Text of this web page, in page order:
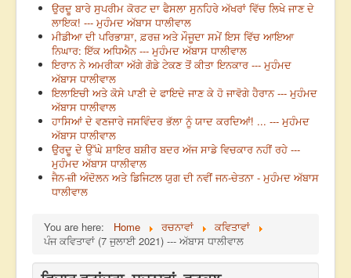
ਉਰਦੂ ਬਾਰੇ ਸੁਪਰੀਮ ਕੋਰਟ ਦਾ ਫੈਸਲਾ ਸੁਨਹਿਰੇ ਅੱਖਰਾਂ ਵਿੱਚ ਲਿਖੇ ਜਾਣ ਦੇ
ਲਾਇਕ! --- ਮੁਹੰਮਦ ਅੱਬਾਸ ਧਾਲੀਵਾਲ
ਮੀਡੀਆ ਦੀ ਪਰਿਭਾਸ਼ਾ, ਫ਼ਰਜ਼ ਅਤੇ ਮੌਜੂਦਾ ਸਮੇਂ ਇਸ ਵਿੱਚ ਆਇਆ
ਨਿਘਾਰ: ਇੱਕ ਅਧਿਐਨ --- ਮੁਹੰਮਦ ਅੱਬਾਸ ਧਾਲੀਵਾਲ
ਇਰਾਨ ਨੇ ਅਮਰੀਕਾ ਅੱਗੇ ਗੋਡੇ ਟੇਕਣ ਤੋਂ ਕੀਤਾ ਇਨਕਾਰ --- ਮੁਹੰਮਦ
ਅੱਬਾਸ ਧਾਲੀਵਾਲ
ਇਲਾਇਚੀ ਅਤੇ ਕੋਸੇ ਪਾਣੀ ਦੇ ਫਾਇਦੇ ਜਾਣ ਕੇ ਹੋ ਜਾਵੋਗੇ ਹੈਰਾਨ --- ਮੁਹੰਮਦ
ਅੱਬਾਸ ਧਾਲੀਵਾਲ
ਹਾਸਿਆਂ ਦੇ ਵਣਜਾਰੇ ਜਸਵਿੰਦਰ ਭੱਲਾ ਨੂੰ ਯਾਦ ਕਰਦਿਆਂ! ... --- ਮੁਹੰਮਦ
ਅੱਬਾਸ ਧਾਲੀਵਾਲ
ਉਰਦੂ ਦੇ ਉੱਘੇ ਸ਼ਾਇਰ ਬਸ਼ੀਰ ਬਦਰ ਅੱਜ ਸਾਡੇ ਵਿਚਕਾਰ ਨਹੀਂ ਰਹੇ ---
ਮੁਹੰਮਦ ਅੱਬਾਸ ਧਾਲੀਵਾਲ
ਜੈਨ-ਜ਼ੀ ਅੰਦੋਲਨ ਅਤੇ ਡਿਜਿਟਲ ਯੁਗ ਦੀ ਨਵੀਂ ਜਨ-ਚੇਤਨਾ - ਮੁਹੰਮਦ ਅੱਬਾਸ
ਧਾਲੀਵਾਲ
You are here: Home ਰਚਨਾਵਾਂ
ਕਵਿਤਾਵਾਂ
ਪੰਜ ਕਵਿਤਾਵਾਂ (7 ਜੁਲਾਈ 2021) --- ਅੱਬਾਸ ਧਾਲੀਵਾਲ